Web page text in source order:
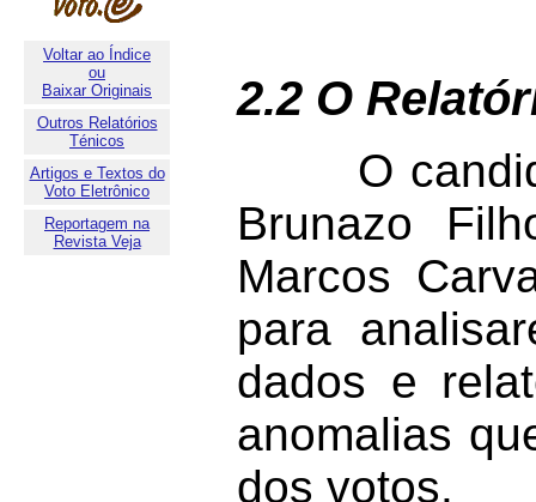
2.2 O
O
Brunazo
Marcos
para
dados e
anomalias
dos votos.
Voltar ao Índice
ou
Baixar Originais
Outros Relatórios
Ténicos
Artigos e Textos do
Voto Eletrônico
Reportagem na
Revista Veja